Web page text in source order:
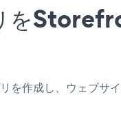
作成し、ウェブサ